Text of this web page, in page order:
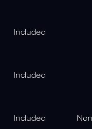
Included
Included
Included